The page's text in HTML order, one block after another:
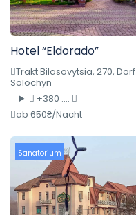
Hotel “Eldorado”
Trakt Bilasovytsia, 270, Dorf
Solochyn
+380 ....
ab 650₴/Nacht
Sanatorium